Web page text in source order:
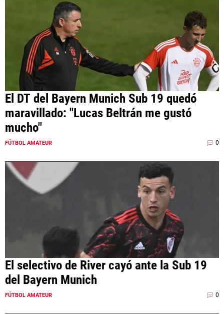
El DT del Bayern Munich Sub 19 quedó
maravillado: "Lucas Beltrán me gustó
mucho"
FÚTBOL AMATEUR 0
El selectivo de River cayó ante la Sub 19
del Bayern Munich
FÚTBOL AMATEUR 0